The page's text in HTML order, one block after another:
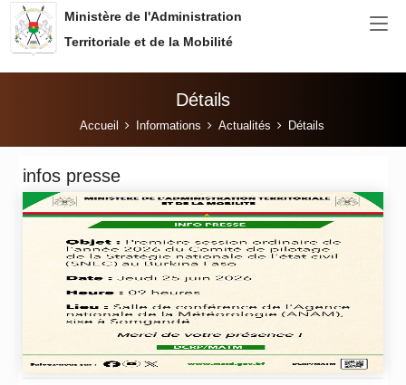
Aller au contenu principal
Ministère de l'Administration
Territoriale et de la Mobilité
Détails
Vous êtes ici:Accueil Informations Actualités Détails
infos presse